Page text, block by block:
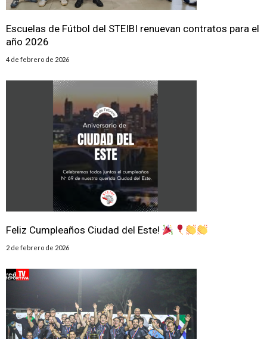
Escuelas de Fútbol del STEIBI renuevan contratos para el
año 2026
4 de febrero de 2026
Feliz Cumpleaños Ciudad del Este!
2 de febrero de 2026